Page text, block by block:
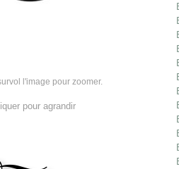
l'image pour zoomer.
pour agrandir